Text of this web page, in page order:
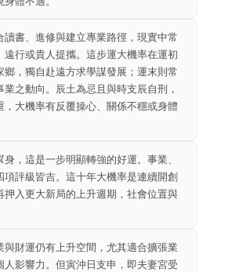
讀書、進修與建立專業路徑，現實中常
遠行或貴人提攜。這步運大機率在運初
鄉，獨自赴遠方求學謀發展；運末則常
之動向。辰土為忌且與時支辰自刑，
，大機率有反覆操心、關係不穩或身體
，這是一步明顯轉強的好運。事業、
項評級皆吉。這十年大機率是連續開創
押入更大新局的上升週期，社會位置與
與財運仍有上升空間，尤其適合擴張業
人影響力。但寅沖日支申，即夫妻宮受